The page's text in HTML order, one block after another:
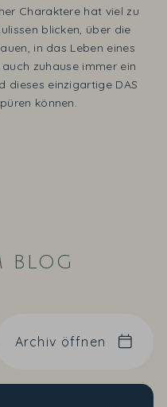
Charaktere hat viel zu
blicken, über die
in das Leben eines
zuhause immer ein
dieses einzigartige DAS
können.
BLOG
Archiv öffnen